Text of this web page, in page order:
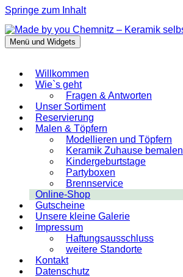
Springe zum Inhalt
Menü und Widgets
Willkommen
Wie`s geht
Fragen & Antworten
Unser Sortiment
Reservierung
Malen & Töpfern
Modellieren und Töpfern
Keramik Zuhause bemalen
Kindergeburtstage
Partyboxen
Brennservice
Online-Shop
Gutscheine
Unsere kleine Galerie
Impressum
Haftungsausschluss
weitere Standorte
Kontakt
Datenschutz